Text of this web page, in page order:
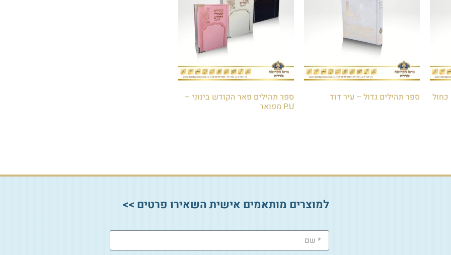
ספר תהילים גדול – עיר דוד ספר תהילים פאר הקודש בינוני –
P.U מפואר
למוצרים מותאמים אישית השאירו פרטים >>